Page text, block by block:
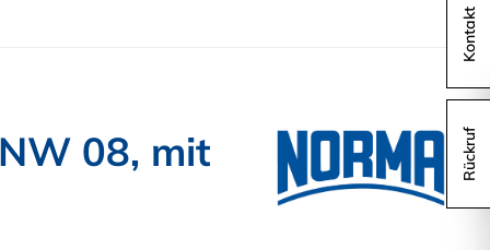
08, mit
Kontakt
Rückruf